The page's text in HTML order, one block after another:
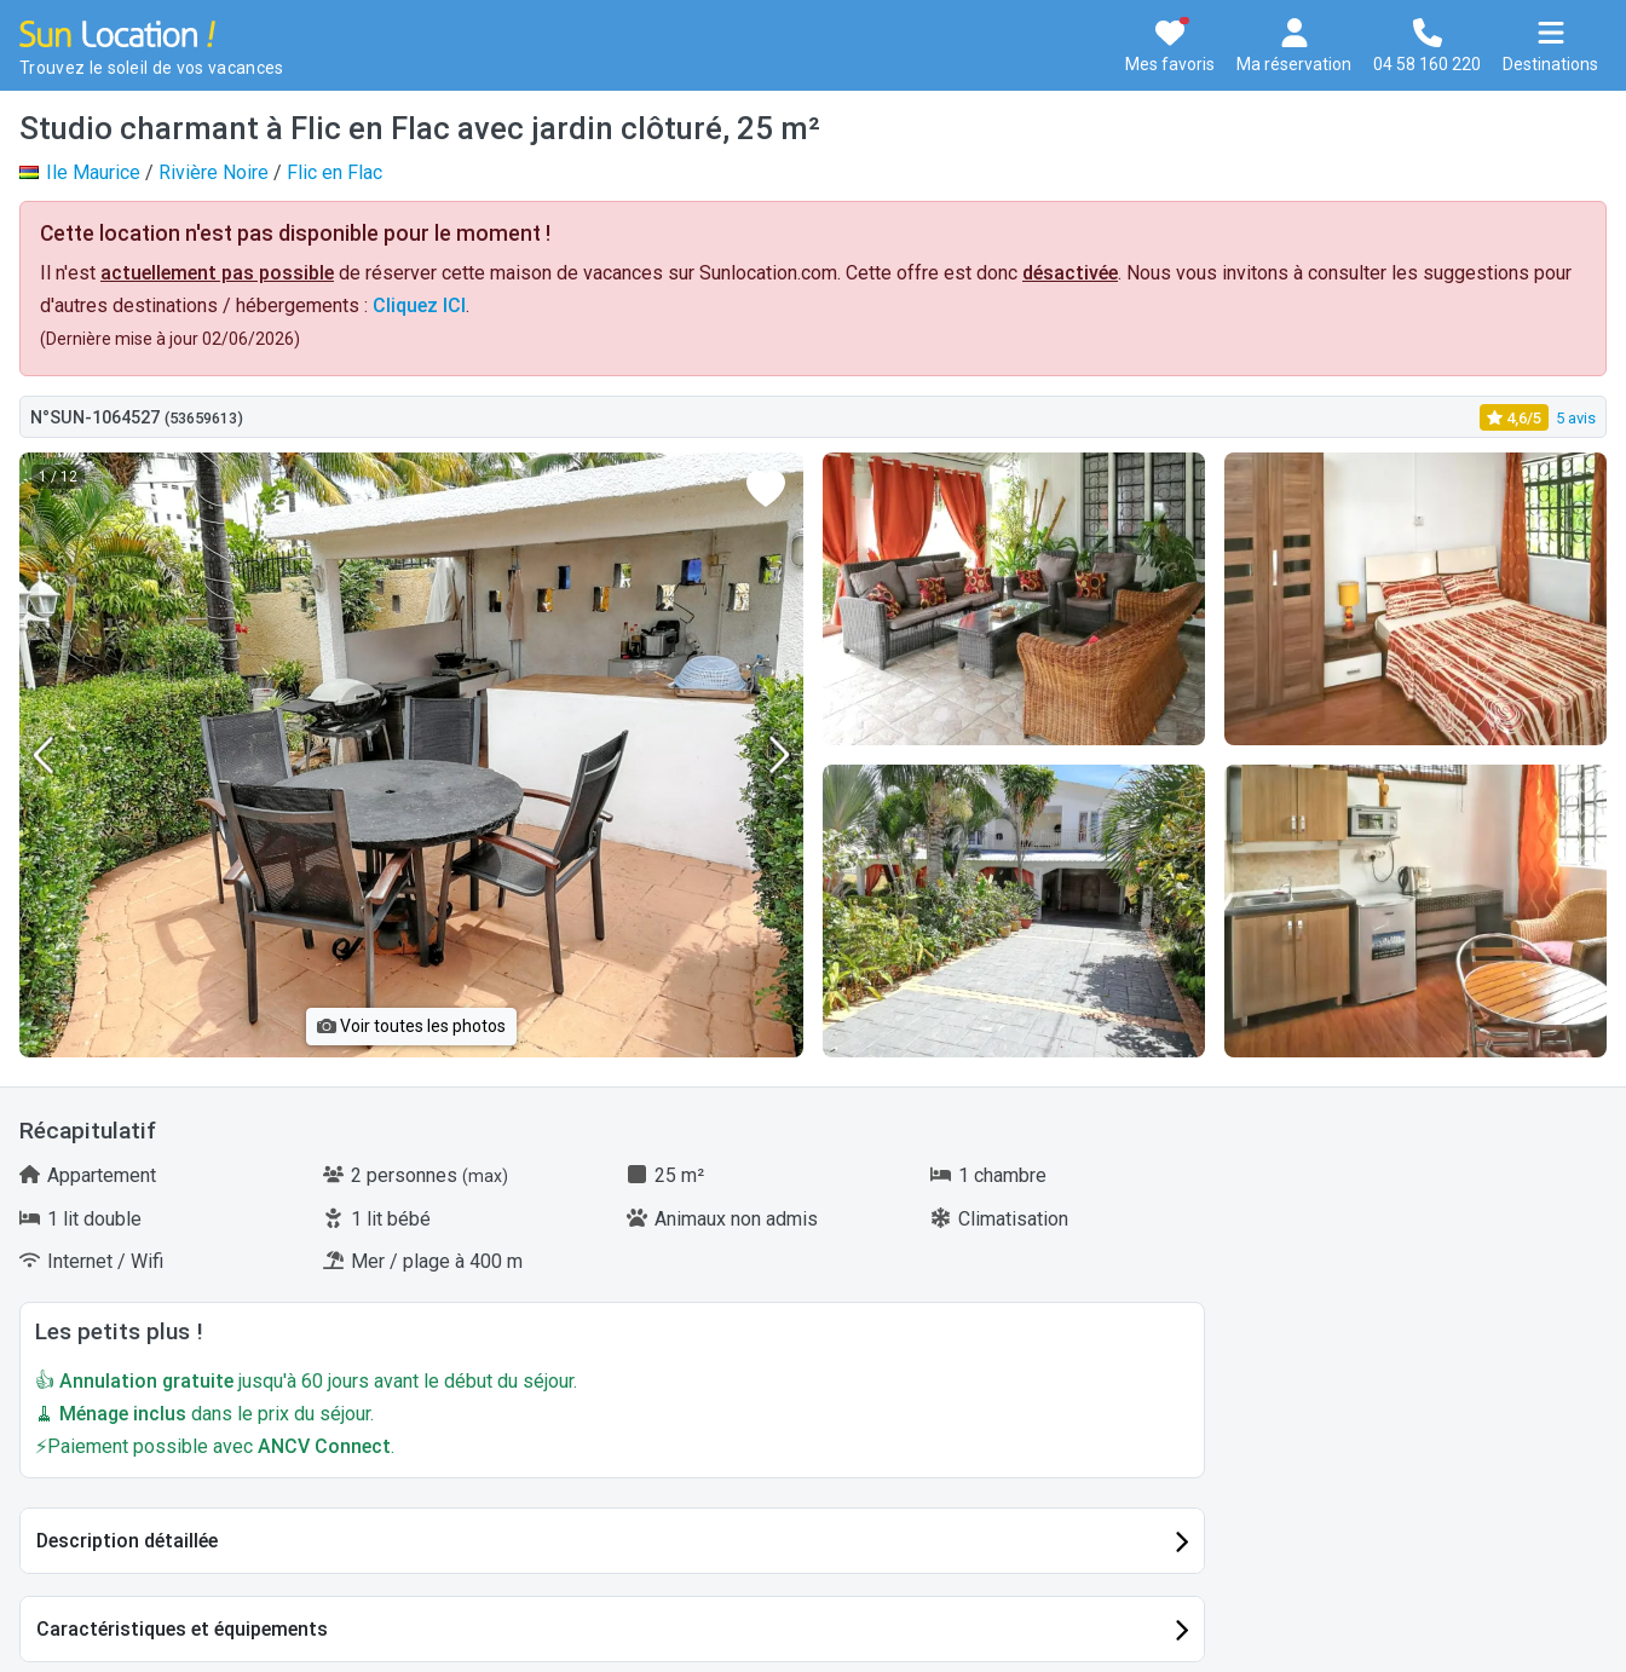
Trouvez le soleil de vos vacances Mes favoris Ma réservation 04 58 160 220 Destinations
Studio charmant à Flic en Flac avec jardin clôturé, 25 m²
Ile Maurice / Rivière Noire / Flic en Flac
Cette location n'est pas disponible pour le moment !
Il n'est actuellement pas possible de réserver cette maison de vacances sur Sunlocation.com. Cette offre est donc désactivée. Nous vous invitons à consulter les suggestions pour
d'autres destinations / hébergements : Cliquez ICI.
(Dernière mise à jour 02/06/2026)
N°SUN-1064527 (53659613) 4,6/5 5 avis
1/ 12
Voir toutes les photos
Récapitulatif
Appartement 2 personnes (max) 25 m²
1 chambre
1 lit double
1 lit bébé Animaux non admis
Climatisation
Internet / Wifi
Mer / plage à 400 m
Les petits plus !
👍 Annulation gratuite jusqu'à 60 jours avant le début du séjour.
🧹 Ménage inclus dans le prix du séjour.
⚡Paiement possible avec ANCV Connect.
Description détaillée
Caractéristiques et équipements